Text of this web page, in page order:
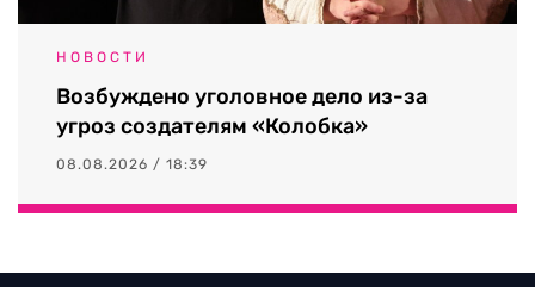
НОВОСТИ
Возбуждено уголовное дело из-за
угроз создателям «Колобка»
08.08.2026 / 18:39